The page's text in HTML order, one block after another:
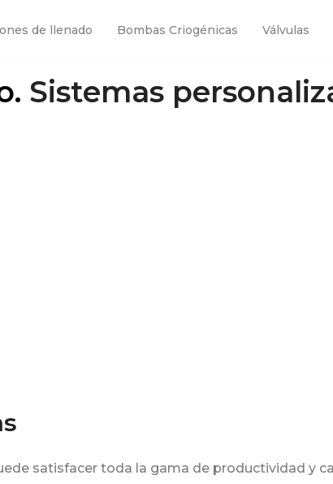
de llenado Bombas Criogénicas Válvulas
Sistemas
satisfacer toda la gama de productividad y